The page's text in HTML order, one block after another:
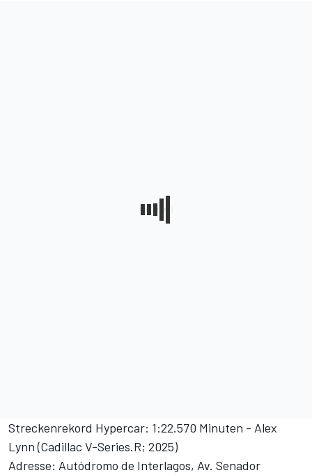
Streckenrekord Hypercar: 1:22.570 Minuten - Alex
Lynn (Cadillac V-Series.R; 2025)
Adresse: Autódromo de Interlagos, Av. Senador